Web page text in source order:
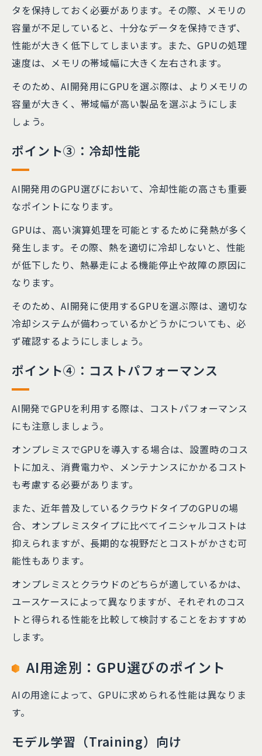
タを保持しておく必要があります。その際、メモリの
容量が不足していると、十分なデータを保持できず、
性能が大きく低下してしまいます。また、GPUの処理
速度は、メモリの帯域幅に大きく左右されます。
そのため、AI開発用にGPUを選ぶ際は、よりメモリの
容量が大きく、帯域幅が高い製品を選ぶようにしま
しょう。
ポイント③：冷却性能
AI開発用のGPU選びにおいて、冷却性能の高さも重要
なポイントになります。
GPUは、高い演算処理を可能とするために発熱が多く
発生します。その際、熱を適切に冷却しないと、性能
が低下したり、熱暴走による機能停止や故障の原因に
なります。
そのため、AI開発に使用するGPUを選ぶ際は、適切な
冷却システムが備わっているかどうかについても、必
ず確認するようにしましょう。
ポイント④：コストパフォーマンス
AI開発でGPUを利用する際は、コストパフォーマンス
にも注意しましょう。
オンプレミスでGPUを導入する場合は、設置時のコス
トに加え、消費電力や、メンテナンスにかかるコスト
も考慮する必要があります。
また、近年普及しているクラウドタイプのGPUの場
合、オンプレミスタイプに比べてイニシャルコストは
抑えられますが、長期的な視野だとコストがかさむ可
能性もあります。
オンプレミスとクラウドのどちらが適しているかは、
ユースケースによって異なりますが、それぞれのコス
トと得られる性能を比較して検討することをおすすめ
します。
AI用途別：GPU選びのポイント
AIの用途によって、GPUに求められる性能は異なりま
す。
モデル学習（Training）向け